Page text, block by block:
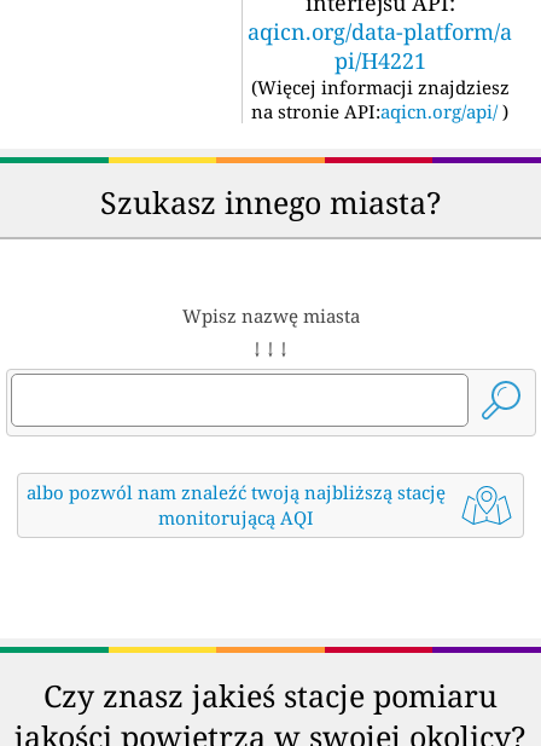
aqicn.org/data-platform/a
pi/H4221
(Więcej informacji znajdziesz
na stronie API:aqicn.org/api/ )
Szukasz innego miasta?
Wpisz nazwę miasta
↓ ↓ ↓
albo pozwól nam znaleźć twoją najbliższą stację
monitorującą AQI
Czy znasz jakieś stacje pomiaru
jakości powietrza w swojej okolicy?